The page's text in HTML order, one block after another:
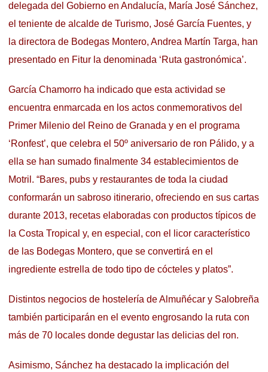
delegada del Gobierno en Andalucía, María José Sánchez,
el teniente de alcalde de Turismo, José García Fuentes, y
la directora de Bodegas Montero, Andrea Martín Targa, han
presentado en Fitur la denominada ‘Ruta gastronómica’.
García Chamorro ha indicado que esta actividad se
encuentra enmarcada en los actos conmemorativos del
Primer Milenio del Reino de Granada y en el programa
‘Ronfest’, que celebra el 50º aniversario de ron Pálido, y a
ella se han sumado finalmente 34 establecimientos de
Motril. “Bares, pubs y restaurantes de toda la ciudad
conformarán un sabroso itinerario, ofreciendo en sus cartas
durante 2013, recetas elaboradas con productos típicos de
la Costa Tropical y, en especial, con el licor característico
de las Bodegas Montero, que se convertirá en el
ingrediente estrella de todo tipo de cócteles y platos”.
Distintos negocios de hostelería de Almuñécar y Salobreña
también participarán en el evento engrosando la ruta con
más de 70 locales donde degustar las delicias del ron.
Asimismo, Sánchez ha destacado la implicación del